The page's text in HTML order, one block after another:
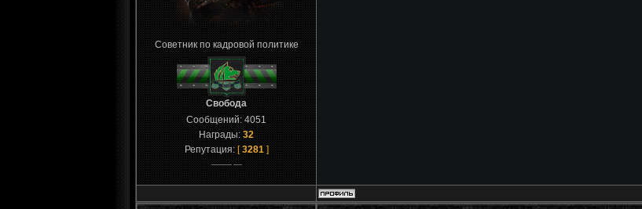
Советник по кадровой политике
Свобода
Сообщений: 4051
Награды: 32
Репутация: [3281]